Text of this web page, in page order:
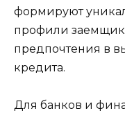
формируют
профили
предпочтения в
кредита.
Для банков и